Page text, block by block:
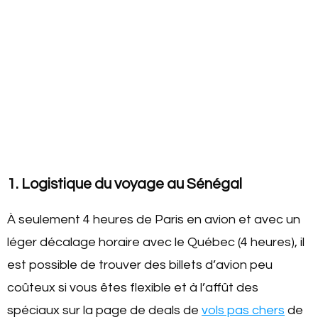
1. Logistique du voyage au Sénégal
À seulement 4 heures de Paris en avion et avec un
léger décalage horaire avec le Québec (4 heures), il
est possible de trouver des billets d’avion peu
coûteux si vous êtes flexible et à l’affût des
spéciaux sur la page de deals de vols pas chers de